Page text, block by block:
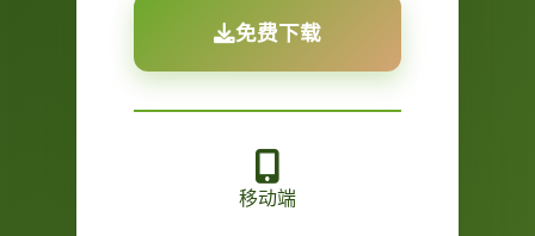
免费下载
移动端